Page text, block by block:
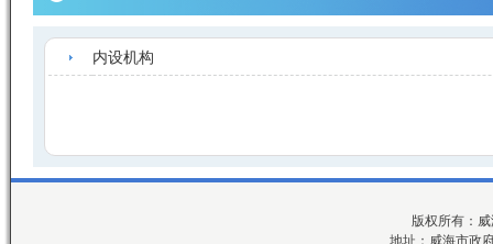
内设机构
版权所有：
地址：威海市政